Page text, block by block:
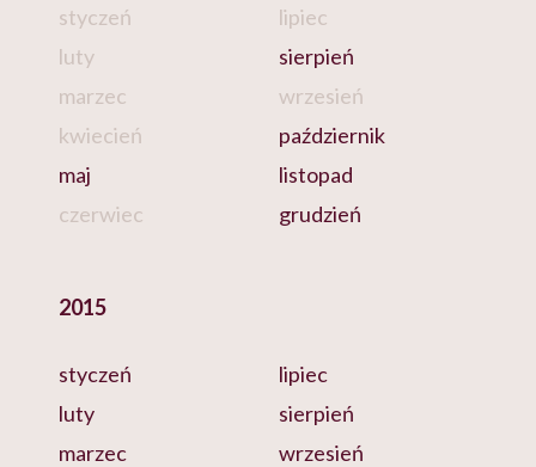
styczeń
luty
marzec
kwiecień
maj
czerwiec
lipiec
sierpień
wrzesień
październik
listopad
grudzień
2015
styczeń
luty
marzec
lipiec
sierpień
wrzesień